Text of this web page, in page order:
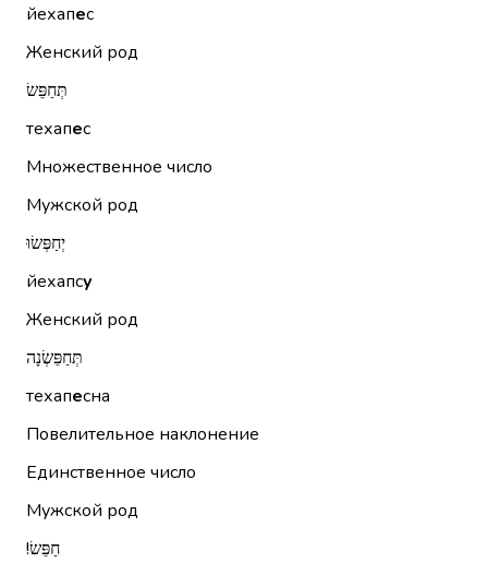
йехапес
Женский род
תְּחַפֵּשׂ
техапес
Множественное число
Мужской род
יְחַפְּשׂוּ
йехапсу
Женский род
תְּחַפֵּשְׂנָה
техапесна
Повелительное наклонение
Единственное число
Мужской род
חַפֵּשׂ!‏